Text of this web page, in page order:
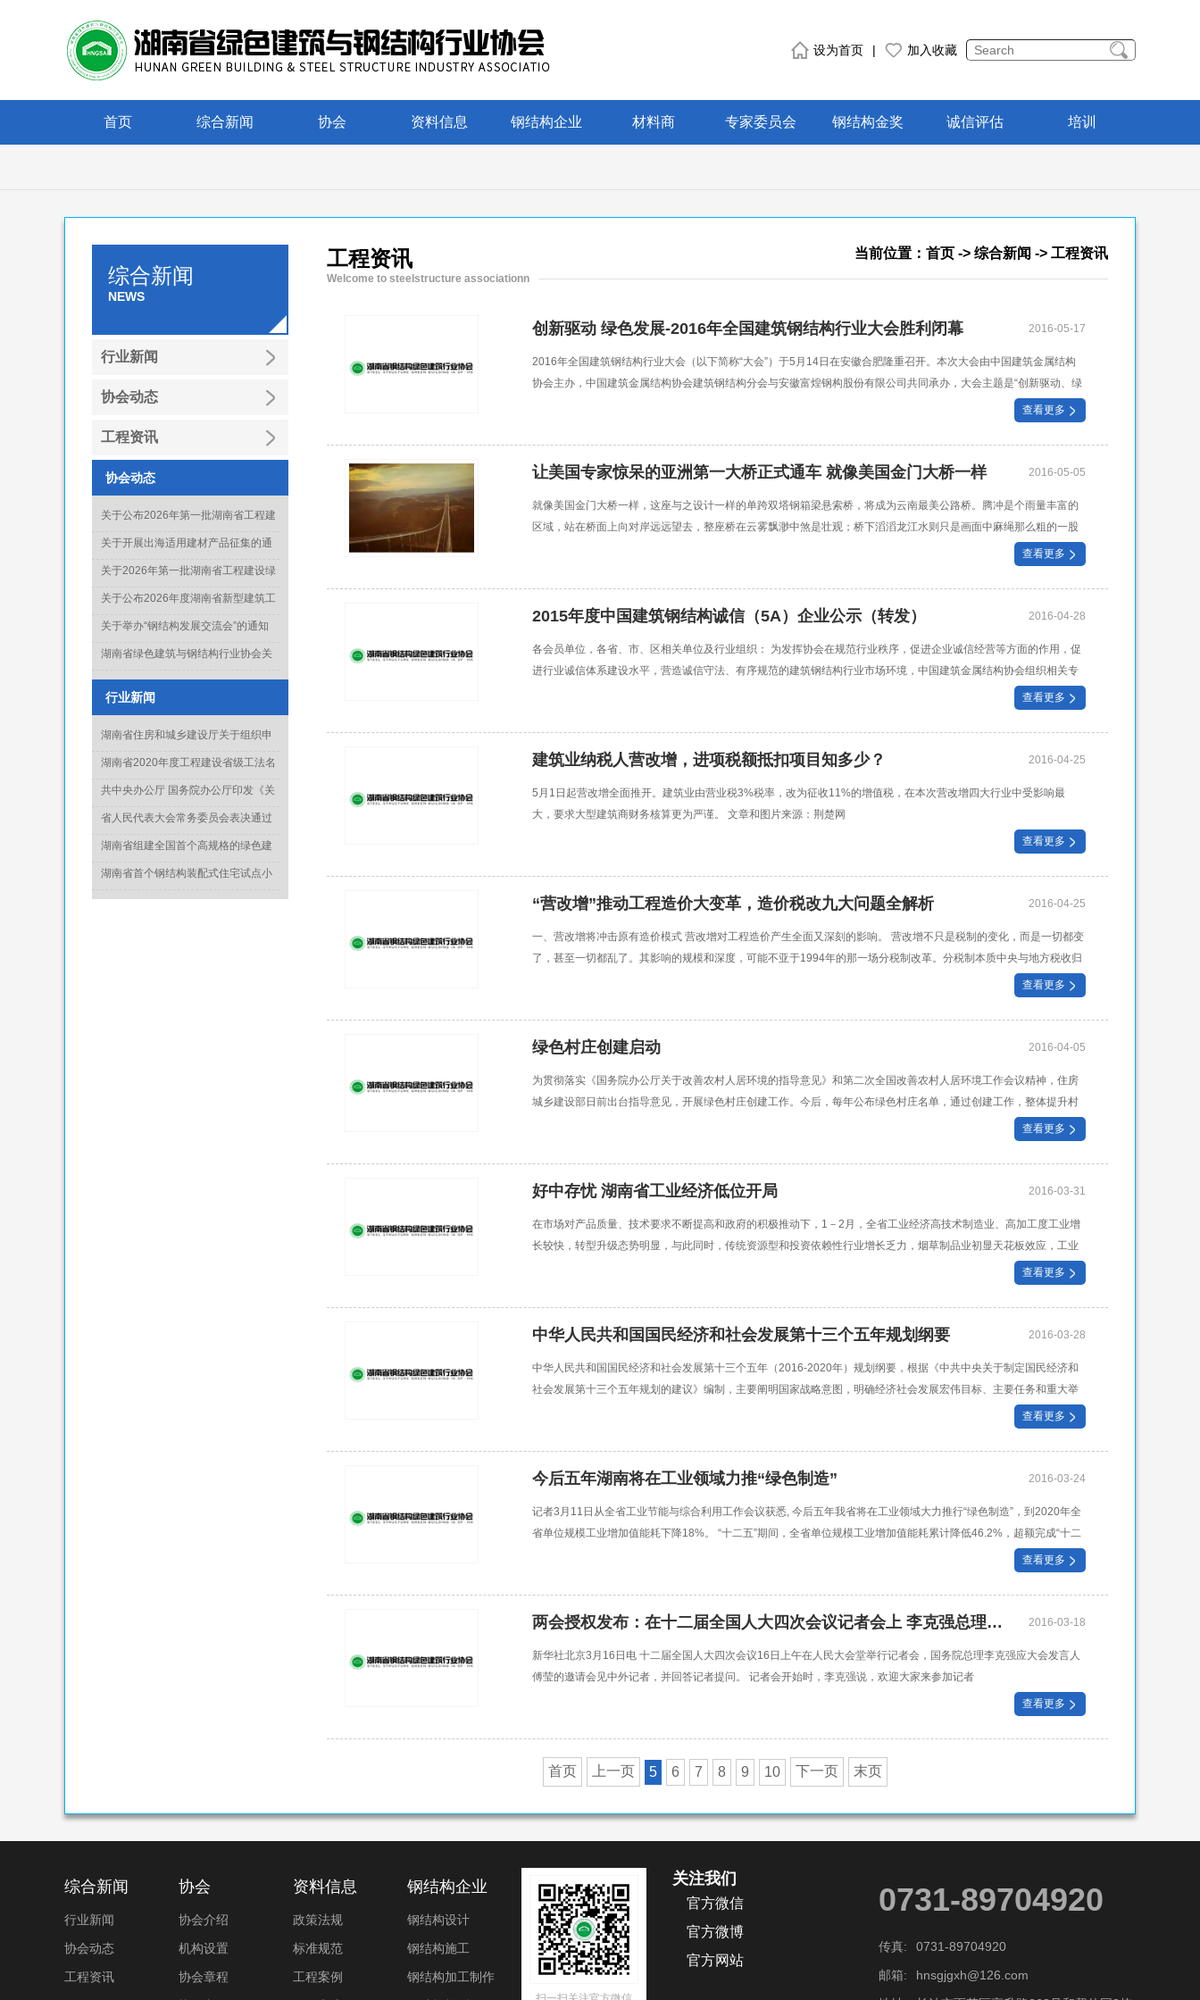
设为首页 | 加入收藏
首页 综合新闻 协会 资料信息 钢结构企业 材料商 专家委员会 钢结构金奖 诚信评估 培训
综合新闻
NEWS
行业新闻
协会动态
工程资讯
协会动态
关于公布2026年第一批湖南省工程建
设绿色建造行业工法名单的通知
关于开展出海适用建材产品征集的通
知
关于2026年第一批湖南省工程建设绿
色建造行业工法通过名单的公示
关于公布2026年度湖南省新型建筑工
业化项目、技术和产品推广目录库人
关于举办“钢结构发展交流会”的通知
湖南省绿色建筑与钢结构行业协会关
准》起草单位的通知
行业新闻
湖南省住房和城乡建设厅关于组织申
报2022年度科学技术计划项目的通知
湖南省2020年度工程建设省级工法名
单正式出炉
共中央办公厅 国务院办公厅印发《关
于推动城乡建设绿色发展的意见》
省人民代表大会常务委员会表决通过
《湖南省绿色建筑发展条例》
湖南省组建全国首个高规格的绿色建
造专家委员会
湖南省首个钢结构装配式住宅试点小
工程资讯 当前位置： 首页 -> 综合新闻 -> 工程资讯
Welcome to steelstructure associationn
创新驱动 绿色发展-2016年全国建筑钢结构行业大会胜利闭幕 2016-05-17
2016年全国建筑钢结构行业大会（以下简称“大会”）于5月14日在安徽合肥隆重召开。本次大会由中国建筑金属结构
协会主办，中国建筑金属结构协会建筑钢结构分会与安徽富煌钢构股份有限公司共同承办，大会主题是“创新驱动、绿
查看更多
让美国专家惊呆的亚洲第一大桥正式通车 就像美国金门大桥一样 2016-05-05
就像美国金门大桥一样，这座与之设计一样的单跨双塔钢箱梁悬索桥，将成为云南最美公路桥。腾冲是个雨量丰富的
区域，站在桥面上向对岸远远望去，整座桥在云雾飘渺中煞是壮观；桥下滔滔龙江水则只是画面中麻绳那么粗的一股
查看更多
2015年度中国建筑钢结构诚信（5A）企业公示（转发） 2016-04-28
各会员单位，各省、市、区相关单位及行业组织： 为发挥协会在规范行业秩序，促进企业诚信经营等方面的作用，促
进行业诚信体系建设水平，营造诚信守法、有序规范的建筑钢结构行业市场环境，中国建筑金属结构协会组织相关专
查看更多
建筑业纳税人营改增，进项税额抵扣项目知多少？ 2016-04-25
5月1日起营改增全面推开。建筑业由营业税3%税率，改为征收11%的增值税，在本次营改增四大行业中受影响最
大，要求大型建筑商财务核算更为严谨。 文章和图片来源：荆楚网
查看更多
“营改增”推动工程造价大变革，造价税改九大问题全解析 2016-04-25
一、营改增将冲击原有造价模式 营改增对工程造价产生全面又深刻的影响。 营改增不只是税制的变化，而是一切都变
了，甚至一切都乱了。其影响的规模和深度，可能不亚于1994年的那一场分税制改革。分税制本质中央与地方税收归
查看更多
绿色村庄创建启动 2016-04-05
为贯彻落实《国务院办公厅关于改善农村人居环境的指导意见》和第二次全国改善农村人居环境工作会议精神，住房
城乡建设部日前出台指导意见，开展绿色村庄创建工作。今后，每年公布绿色村庄名单，通过创建工作，整体提升村
查看更多
好中存忧 湖南省工业经济低位开局 2016-03-31
在市场对产品质量、技术要求不断提高和政府的积极推动下，1－2月，全省工业经济高技术制造业、高加工度工业增
长较快，转型升级态势明显，与此同时，传统资源型和投资依赖性行业增长乏力，烟草制品业初显天花板效应，工业
查看更多
中华人民共和国国民经济和社会发展第十三个五年规划纲要 2016-03-28
中华人民共和国国民经济和社会发展第十三个五年（2016-2020年）规划纲要，根据《中共中央关于制定国民经济和
社会发展第十三个五年规划的建议》编制，主要阐明国家战略意图，明确经济社会发展宏伟目标、主要任务和重大举
查看更多
今后五年湖南将在工业领域力推“绿色制造” 2016-03-24
记者3月11日从全省工业节能与综合利用工作会议获悉, 今后五年我省将在工业领域大力推行“绿色制造”，到2020年全
省单位规模工业增加值能耗下降18%。 “十二五”期间，全省单位规模工业增加值能耗累计降低46.2%，超额完成“十二
查看更多
两会授权发布：在十二届全国人大四次会议记者会上 李克强总理答中外记者问 2016-03-18
新华社北京3月16日电 十二届全国人大四次会议16日上午在人民大会堂举行记者会，国务院总理李克强应大会发言人
傅莹的邀请会见中外记者，并回答记者提问。 记者会开始时，李克强说，欢迎大家来参加记者
查看更多
首页 上一页 5 6 7 8 9 10 下一页 末页
综合新闻
行业新闻
协会动态
工程资讯
协会
协会介绍
机构设置
协会章程
资料信息
政策法规
标准规范
工程案例
钢结构企业
钢结构设计
钢结构施工
钢结构加工制作
关注我们
官方微信
官方微博
官方网站
0731-89704920
传真:
0731-89704920
邮箱:
hnsgjgxh@126.com